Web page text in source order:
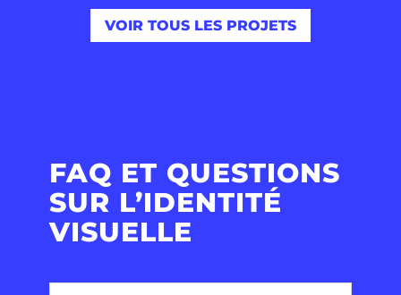
VOIR TOUS LES PROJETS
FAQ ET QUESTIONS
SUR L’IDENTITÉ
VISUELLE